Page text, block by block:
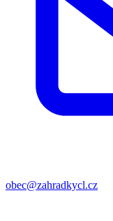
obec@zahradkycl.cz